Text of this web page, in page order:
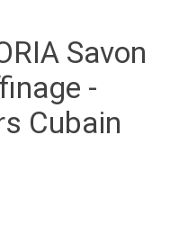
Savon
-
Cubain